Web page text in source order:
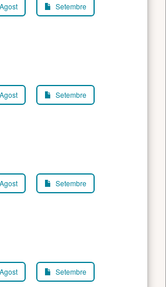
Agost Setembre
Agost Setembre
Agost Setembre
Agost Setembre